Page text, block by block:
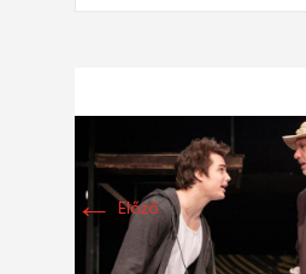
← Előző